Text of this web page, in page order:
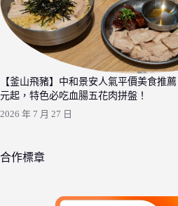
【釜山飛豬】中和景安人氣平價美食推
元起，特色必吃血腸五花肉拼盤！
2026 年 7 月 27 日
合作標章